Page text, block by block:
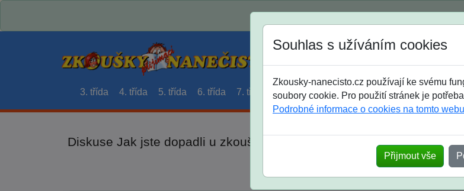
Jak si vybrat
3. třída 4. třída 5. třída 6. třída 7. třída 8. třída 9. třída střední maturanti
Diskuse Jak jste dopadli u zkoušek na SŠ? Vaše ohlasy po
Souhlas s užíváním cookies
Zkousky-nanecisto.cz používají ke svému
soubory cookie. Pro použití stránek je
Podrobné informace o cookies na tomto webu
Přijmout vše